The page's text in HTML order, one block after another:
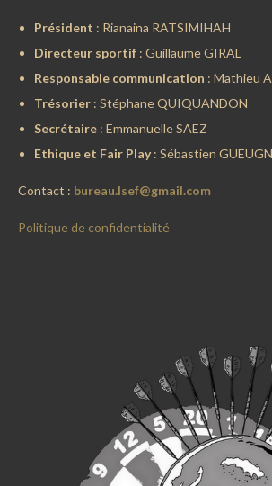
Président : Rianaina RATSIMIHAH
Directeur sportif: Guillaume GIRAL
Responsable communication : Mathieu
Trésorier : Stéphane QUIQUANDON
Secrétaire: Emmanuelle SAEZ
Ethique et Fair Play: Sébastien
Contact : bureau.lsef@gmail.com
Politique de confidentialité